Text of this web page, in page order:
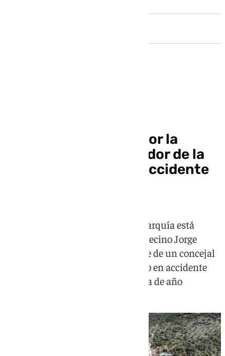
Luto en Alfarnatejo por la
muerte de un trabajador de la
construcción en un accidente
El municipio malagueño de la Axarquía está
conmocionada por la muerte del vecino Jorge
Camacho Luque, de 61 años, padre de un concejal
local y el sexto trabajador fallecido en accidente
laboral en la provincia en lo que va de año